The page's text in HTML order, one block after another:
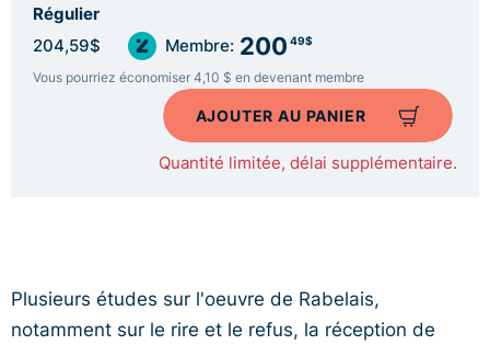
Régulier
204,59$ Membre: 200 49$
Vous pourriez économiser 4,10 $ en devenant membre
AJOUTER AU PANIER
Quantité limitée, délai supplémentaire.
Plusieurs études sur l'oeuvre de Rabelais,
notamment sur le rire et le refus, la réception de